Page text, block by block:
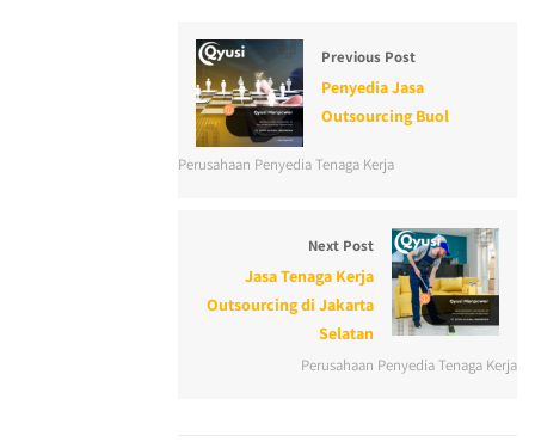
Previous Post
Penyedia Jasa
Outsourcing Buol
Perusahaan Penyedia Tenaga Kerja
Next Post
Jasa Tenaga Kerja
Outsourcing di Jakarta
Selatan
Perusahaan Penyedia Tenaga Kerja